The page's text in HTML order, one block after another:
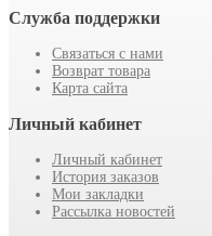
Служба поддержки
Связаться с нами
Возврат товара
Карта сайта
Личный кабинет
Личный кабинет
История заказов
Мои закладки
Рассылка новостей